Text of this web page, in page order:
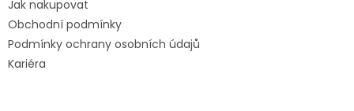
Jak nakupovat
Obchodní podmínky
Podmínky ochrany osobních údajů
Kariéra